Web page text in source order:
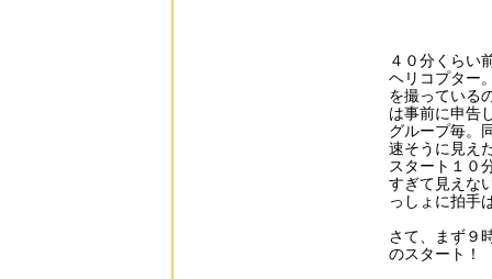
４０分くらい
ヘリコプター
を撮っている
は事前に申告
グループ毎。
速そうに見え
スタート１０
すぎて見えな
っしょに拍手
さて、まず９
のスタート！